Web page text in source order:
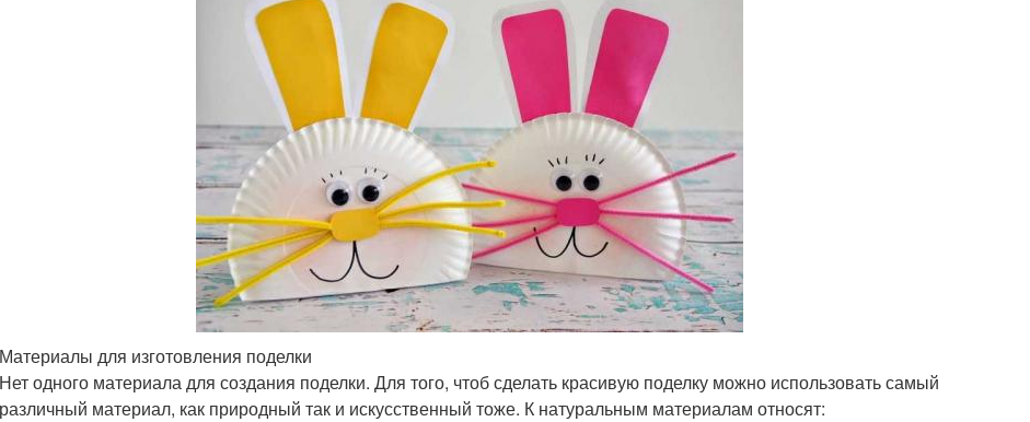
Материалы для изготовления поделки
Нет одного материала для создания поделки. Для того, чтоб сделать красивую поделку можно использовать самый
различный материал, как природный так и искусственный тоже. К натуральным материалам относят: